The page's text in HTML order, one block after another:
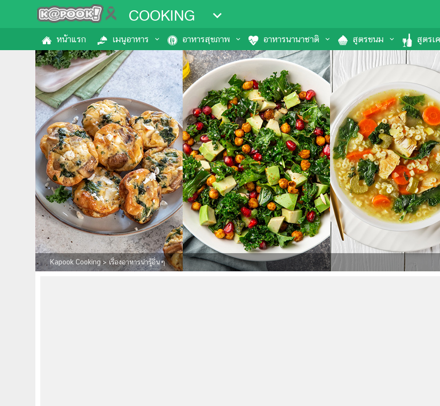
COOKING
หน้าแรก เมนูอาหาร อาหารสุขภาพ อาหารนานาชาติ สูตรขนม สูตรเ
Kapook Cooking>เรื่องอาหารน่ารู้อื่นๆ